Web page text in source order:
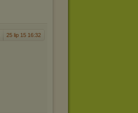
25 lip 15 16:32